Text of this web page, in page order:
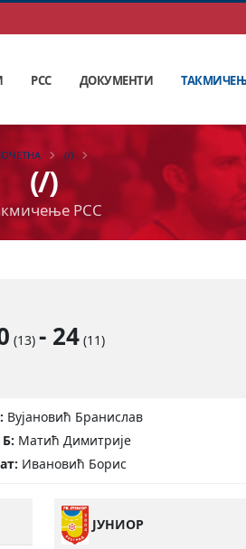
РСС ДОКУМЕНТИ
(/)
РСС
(/)
(13) - 24(11)
Вујановић Бранислав
Матић Димитрије
Ивановић Борис
ЈУНИОР